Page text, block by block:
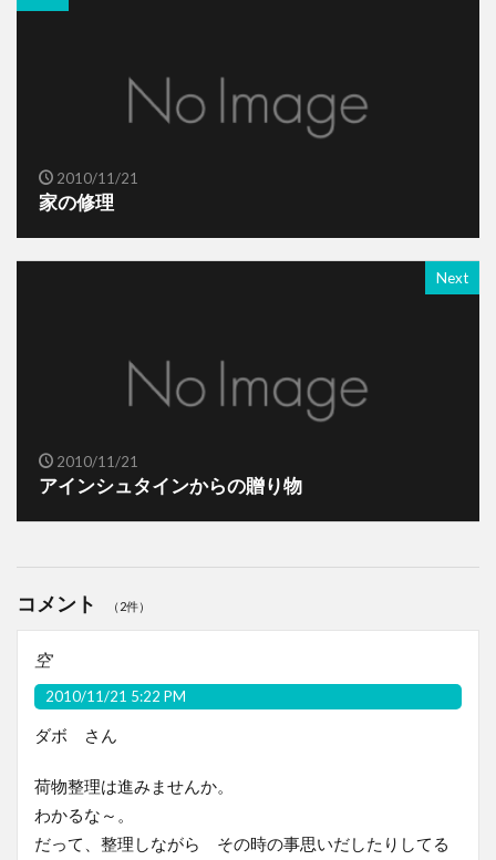
2010/11/21
家の修理
Next
2010/11/21
アインシュタインからの贈り物
コメント （2件）
空
2010/11/21 5:22 PM
ダボ さん
荷物整理は進みませんか。
わかるな～。
だって、整理しながら その時の事思いだしたりしてる